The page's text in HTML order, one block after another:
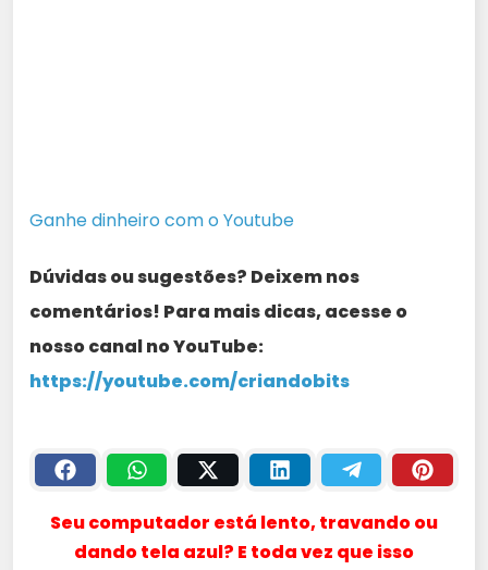
Ganhe dinheiro com o Youtube
Dúvidas ou sugestões? Deixem nos
comentários! Para mais dicas, acesse o
nosso canal no YouTube:
https://youtube.com/criandobits
Seu computador está lento, travando ou
dando tela azul? E toda vez que isso